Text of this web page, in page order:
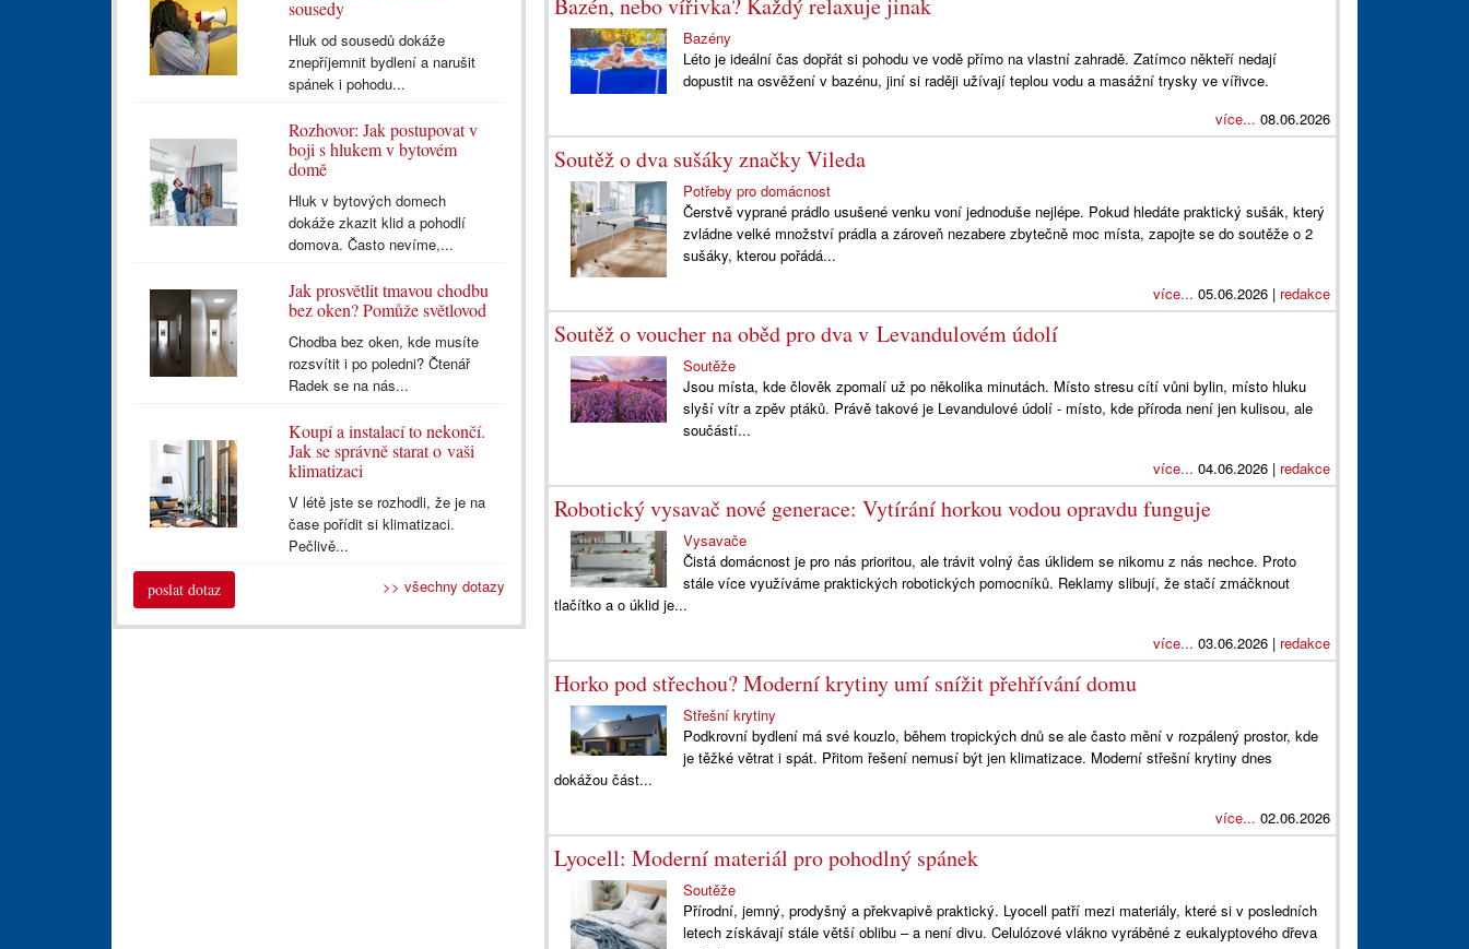
Bazén, nebo vířivka? Každý relaxuje jinak
Bazény
Léto je ideální čas dopřát si pohodu ve vodě přímo na vlastní zahradě. Zatímco někteří nedají
dopustit na osvěžení v bazénu, jiní si raději užívají teplou vodu a masážní trysky ve vířivce.
více... 08.06.2026
Soutěž o dva sušáky značky Vileda
Potřeby pro domácnost
Čerstvě vyprané prádlo usušené venku voní jednoduše nejlépe. Pokud hledáte praktický sušák, který
zvládne velké množství prádla a zároveň nezabere zbytečně moc místa, zapojte se do soutěže o 2
sušáky, kterou pořádá...
více... 05.06.2026 | redakce
Soutěž o voucher na oběd pro dva v Levandulovém údolí
Soutěže
Jsou místa, kde člověk zpomalí už po několika minutách. Místo stresu cítí vůni bylin, místo hluku
slyší vítr a zpěv ptáků. Právě takové je Levandulové údolí - místo, kde příroda není jen kulisou, ale
součástí...
více... 04.06.2026 | redakce
Robotický vysavač nové generace: Vytírání horkou vodou opravdu funguje
Vysavače
Čistá domácnost je pro nás prioritou, ale trávit volný čas úklidem se nikomu z nás nechce. Proto
stále více využíváme praktických robotických pomocníků. Reklamy slibují, že stačí zmáčknout
tlačítko a o úklid je...
více... 03.06.2026 | redakce
Horko pod střechou? Moderní krytiny umí snížit přehřívání domu
Střešní krytiny
Podkrovní bydlení má své kouzlo, během tropických dnů se ale často mění v rozpálený prostor, kde
je těžké větrat i spát. Přitom řešení nemusí být jen klimatizace. Moderní střešní krytiny dnes
dokážou část...
více... 02.06.2026
Lyocell: Moderní materiál pro pohodlný spánek
Soutěže
Přírodní, jemný, prodyšný a překvapivě praktický. Lyocell patří mezi materiály, které si v posledních
letech získávají stále větší oblibu – a není divu. Celulózové vlákno vyráběné z eukalyptového dřeva
sousedy
Hluk od sousedů dokáže
znepříjemnit bydlení a narušit
spánek i pohodu...
Rozhovor: Jak postupovat v
boji s hlukem v bytovém
domě
Hluk v bytových domech
dokáže zkazit klid a pohodlí
domova. Často nevíme,...
Jak prosvětlit tmavou chodbu
bez oken? Pomůže světlovod
Chodba bez oken, kde musíte
rozsvítit i po poledni? Čtenář
Radek se na nás...
Koupí a instalací to nekončí.
Jak se správně starat o vaši
klimatizaci
V létě jste se rozhodli, že je na
čase pořídit si klimatizaci.
Pečlivě...
poslat dotaz >> všechny dotazy